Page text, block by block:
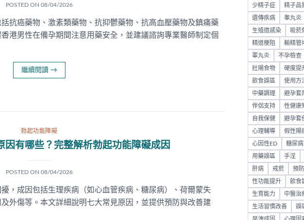
POSTED ON 08/04/2026
抗癌藥物、激素類藥物、抗抑鬱藥物、抗高血壓藥物及鎮痛藥
港男性在備孕期間注意用藥安全，並建議諮詢專業醫師制定個
繼續閱讀 →
勃起功能障礙
因有哪些？完整解析勃起功能障礙成因
POSTED ON 08/04/2026
，成因包括生理疾病（如心血管疾病、糖尿病）、荷爾蒙失
外傷等。本文詳細說明七大常見原因，並提供預防與改善建
少精子症 精子品
遺傳疾病 睾丸炎
生殖道感染 吸菸
精道梗阻 輸精管
睪丸炎 不孕檢查
壯陽食物 硬度提
飲食誤區 使用方
中藥調理 避孕套
伴侶支持 性健康
自我保健 避孕套
心理輔導 假性陽
心因性ED 糖尿病
用藥誤區 手淫
肝病 戒菸 預
性功能提升 飲食
生育能力 中醫治
生活習慣改善 誤